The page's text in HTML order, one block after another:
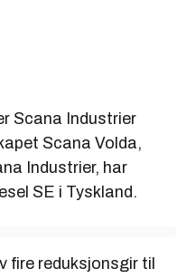
Scana Industrier
Scana Volda,
Industrier, har
SE i Tyskland.
fire reduksjonsgir til